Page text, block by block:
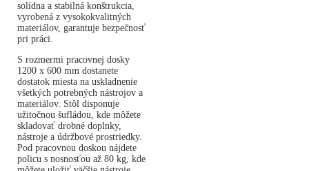
solídna a stabilná konštrukcia,
vyrobená z vysokokvalitných
materiálov, garantuje bezpečnosť
pri práci.
S rozmermi pracovnej dosky
1200 x 600 mm dostanete
dostatok miesta na uskladnenie
všetkých potrebných nástrojov a
materiálov. Stôl disponuje
užitočnou šufládou, kde môžete
skladovať drobné doplnky,
nástroje a údržbové prostriedky.
Pod pracovnou doskou nájdete
policu s nosnosťou až 80 kg, kde